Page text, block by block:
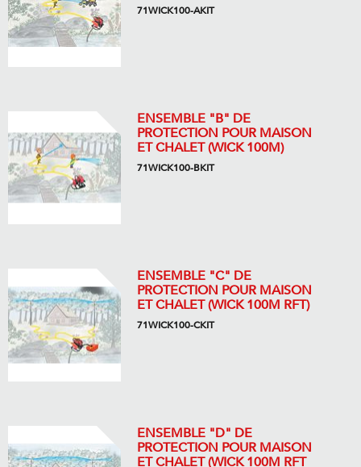
71WICK100-AKIT
ENSEMBLE "B" DE
PROTECTION POUR MAISON
ET CHALET (WICK 100M)
71WICK100-BKIT
ENSEMBLE "C" DE
PROTECTION POUR MAISON
ET CHALET (WICK 100M RFT)
71WICK100-CKIT
ENSEMBLE "D" DE
PROTECTION POUR MAISON
ET CHALET (WICK 100M RFT